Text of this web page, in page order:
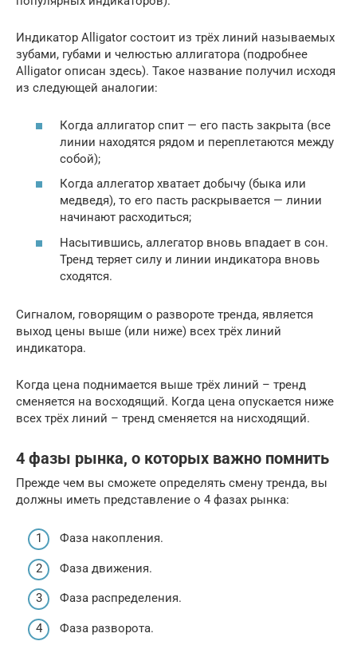
Индикатор Alligator состоит из трёх линий называемых
зубами, губами и челюстью аллигатора (подробнее
Alligator описан здесь). Такое название получил исходя
из следующей аналогии:
Когда аллигатор спит — его пасть закрыта (все
линии находятся рядом и переплетаются между
собой);
Когда аллегатор хватает добычу (быка или
медведя), то его пасть раскрывается — линии
начинают расходиться;
Насытившись, аллегатор вновь впадает в сон.
Тренд теряет силу и линии индикатора вновь
сходятся.
Сигналом, говорящим о развороте тренда, является
выход цены выше (или ниже) всех трёх линий
индикатора.
Когда цена поднимается выше трёх линий – тренд
сменяется на восходящий. Когда цена опускается ниже
всех трёх линий – тренд сменяется на нисходящий.
4 фазы рынка, о которых важно помнить
Прежде чем вы сможете определять смену тренда, вы
должны иметь представление о 4 фазах рынка:
Фаза накопления.
Фаза движения.
Фаза распределения.
Фаза разворота.